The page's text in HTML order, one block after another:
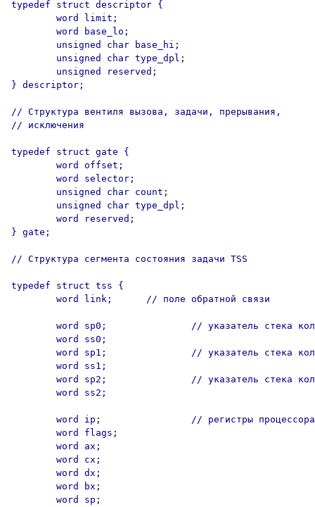
typedef struct descriptor {
        word limit;
        word base_lo;
        unsigned char base_hi;
        unsigned char type_dpl;
        unsigned reserved;
} descriptor;
// Структура вентиля вызова, задачи, прерывания,
// исключения
typedef struct gate {
        word offset;
        word selector;
        unsigned char count;
        unsigned char type_dpl;
        word reserved;
} gate;
// Структура сегмента состояния задачи TSS
typedef struct tss {
        word link;      // поле обратной связи
word sp0;               // указатель стека
        word ss0;
word sp1;               // указатель стека
        word ss1;
word sp2;               // указатель стека
        word ss2;
        word ip;                // регистры процессора
        word flags;
        word ax;
        word cx;
        word dx;
        word bx;
        word sp;